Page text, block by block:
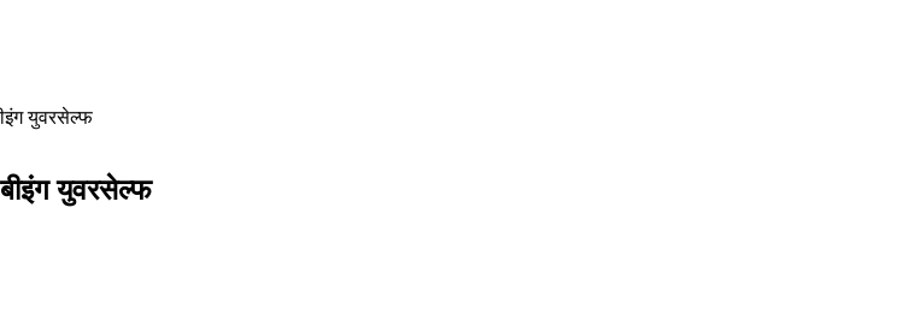
युवरसेल्फ
युवरसेल्फ